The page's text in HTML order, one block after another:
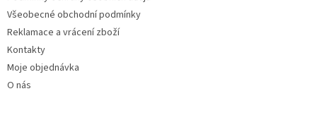
Všeobecné obchodní podmínky
Reklamace a vrácení zboží
Kontakty
Moje objednávka
O nás